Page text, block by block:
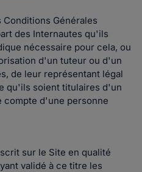
Générales
des Internautes qu'ils
nécessaire pour cela, ou
d'un tuteur ou d'un
de leur représentant légal
qu'ils soient titulaires d'un
compte d'une personne
sur le Site en qualité
validé à ce titre les